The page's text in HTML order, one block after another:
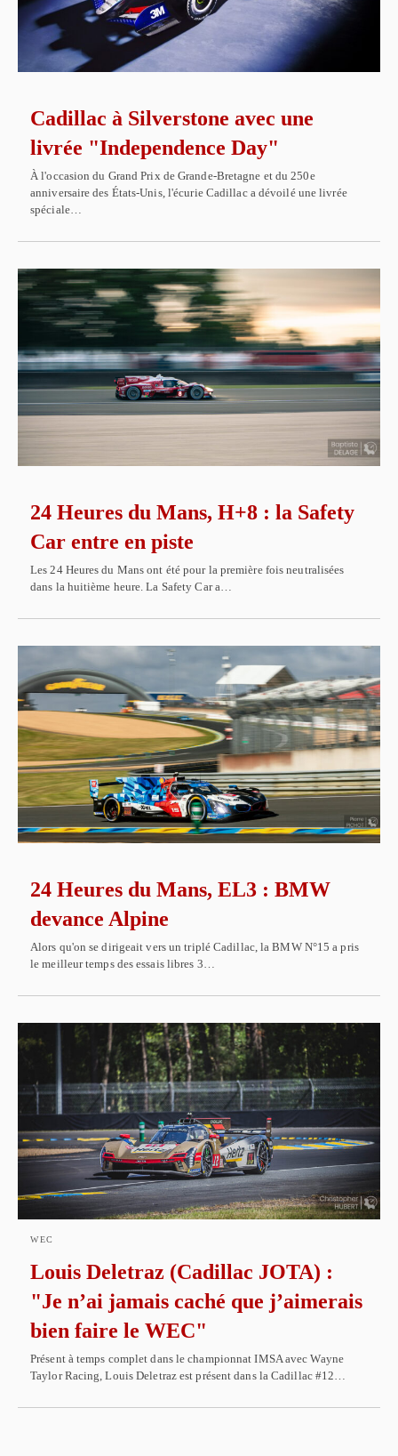
Cadillac à Silverstone avec une
livrée "Independence Day"
À l'occasion du Grand Prix de Grande-Bretagne et du 250e
anniversaire des États-Unis, l'écurie Cadillac a dévoilé une livrée
spéciale…
24 Heures du Mans, H+8 : la Safety
Car entre en piste
Les 24 Heures du Mans ont été pour la première fois neutralisées
dans la huitième heure. La Safety Car a…
24 Heures du Mans, EL3 : BMW
devance Alpine
Alors qu'on se dirigeait vers un triplé Cadillac, la BMW N°15 a pris
le meilleur temps des essais libres 3…
WEC
Louis Deletraz (Cadillac JOTA) :
"Je n’ai jamais caché que j’aimerais
bien faire le WEC"
Présent à temps complet dans le championnat IMSA avec Wayne
Taylor Racing, Louis Deletraz est présent dans la Cadillac #12…